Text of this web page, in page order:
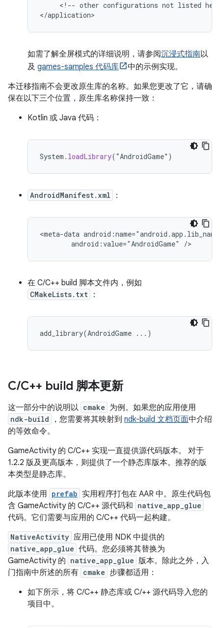
<!-- other configurations not listed
如需了解全屏模式的详细说明，请参阅沉浸式指南以
及 games-samples 代码库
中的示例实现。
本迁移指南不会更改原生库的名称。如果您更改了它，请确
保在以下三个位置，原生库名称保持一致：
Kotlin 或 Java 代码：
System . loadLibrary(“AndroidGame” )
AndroidManifest.xml ：
<meta-data
android:value="AndroidGame"
在 C/C++ build 脚本文件内，例如
CMakeLists.txt ：
add_library(AndroidGame ... )
C/C++ build 脚本更新
这一部分中的说明以 cmake 为例。如果您的应用使用
ndk-build ，您需要将其映射到 ndk-build 文档页面中介绍
的等效命令。
GameActivity 的 C/C++ 实现一直提供源代码版本。 对于
1.2.2 版及更高版本，则提供了一个静态库版本。推荐的版
本类型是静态库。
此版本使用 prefab 实用程序打包在 AAR 中。原生代码包
含 GameActivity 的 C/C++ 源代码和 native_app_glue
代码。它们需要与应用的 C/C++ 代码一起构建。
NativeActivity 应用已使用 NDK 中提供的
native_app_glue 代码。您必须将其替换为
GameActivity 的 native_app_glue 版本。除此之外，入
门指南中所述的所有 cmake 步骤都适用：
如下所示，将 C/C++ 静态库或 C/++ 源代码导入您的
项目中。